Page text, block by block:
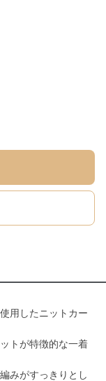
用したニットカー
トが特徴的な一着
みがすっきりとし